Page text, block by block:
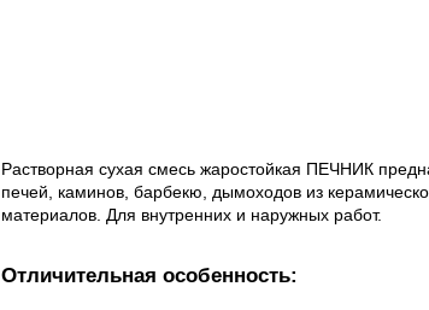
Растворная сухая смесь жаростойкая ПЕЧНИК
печей, каминов, барбекю, дымоходов из
материалов. Для внутренних и наружных работ.
Отличительная особенность: